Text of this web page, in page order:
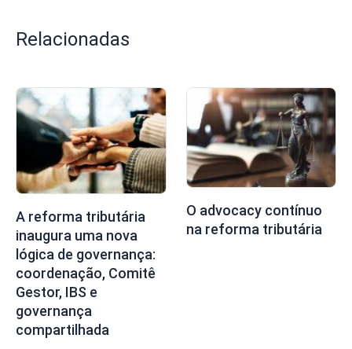
Relacionadas
A reforma tributária
inaugura uma nova
lógica de governança:
coordenação, Comitê
Gestor, IBS e
governança
compartilhada
O advocacy contínuo
na reforma tributária